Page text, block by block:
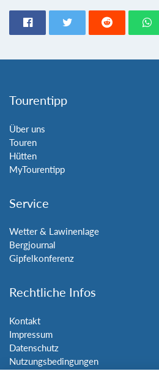
Tourentipp
Über uns
Touren
Hütten
MyTourentipp
Service
Wetter & Lawinenlage
Bergjournal
Gipfelkonferenz
Rechtliche Infos
Kontakt
Impressum
Datenschutz
Nutzungsbedingungen